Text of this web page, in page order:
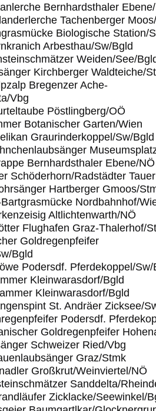
Bernhardsthaler
Tachenberger
Biologische Station/
Arbesthau/Sw/Bgld
Weiden/See/
Kirchberger Waldteiche/
Bregenzer Ache-
Vbg
Pöstlingberg/OÖ
Botanischer Garten/Wien
Graurinderkoppel/Sw/Bgld
Bernhardsthaler Ebene/NÖ
Schöderhorn/Radstädter
Hartberger Gmoos/
Nordbahnhof/
Altlichtenwarth/NÖ
Flughafen Graz-Thalerhof/
Goldregenpfeifer
Bgld
Podersdf. Pferdekoppel/Sw/
Kleinwarasdorf/Bgld
Kleinwarasdorf/Bgld
St. Andräer Zicksee/
Podersdf.
Goldregenpfeifer
Schweizer Ried/Vbg
Graz/Stmk
Großkrut/Weinviertel/NÖ
Sanddelta/
Zicklacke/Seewinkel/